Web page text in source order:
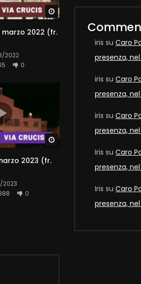
Watch Later
marzo 2022 (fr.
2022
0
Watch Later
2023 (fr.
2023
0
iris su Caro
presenza,
iris su Caro
presenza,
iris su Caro
presenza,
Iris su Caro
presenza,
Iris su Caro
presenza,